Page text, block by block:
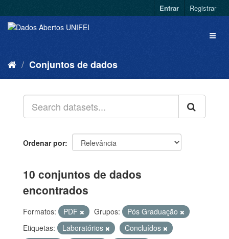
Entrar Registrar
Conjuntos de dados
Ordenar por
10 conjuntos de dados
encontrados
Formatos: PDF Grupos:
Pós Graduação
Etiquetas:
Laboratórios
Concluídos